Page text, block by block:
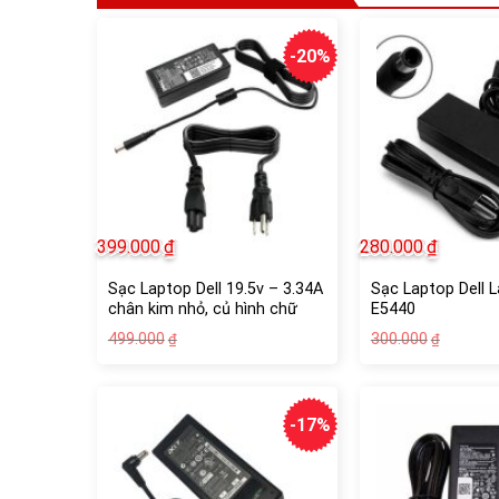
-20%
Sạc Laptop Dell 19.5v – 3.34A
chân kim nhỏ, củ hình chữ
nhật
499.000 ₫
399.000₫
Sạc Laptop Dell
E5440
300.000 ₫
280.000₫
-17%